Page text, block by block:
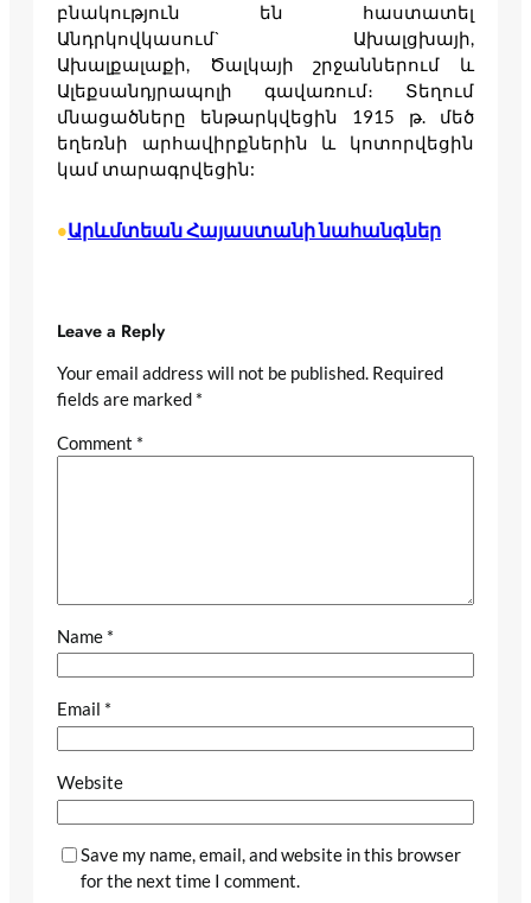
բնակություն են հաստատել
Անդրկովկասում` Ախալցխայի,
Ախալքալաքի, Ծալկայի շրջաններում և
Ալեքսանդյրապոլի գավառում։ Տեղում
մնացածները ենթարկվեցին 1915 թ. մեծ
եղեռնի արհավիրքներին և կոտորվեցին
կամ տարագրվեցին:
•Արևմտեան Հայաստանի նահանգներ
Leave a Reply
Your email address will not be published. Required
fields are marked *
Comment *
Name *
Email *
Website
Save my name, email, and website in this browser
for the next time I comment.